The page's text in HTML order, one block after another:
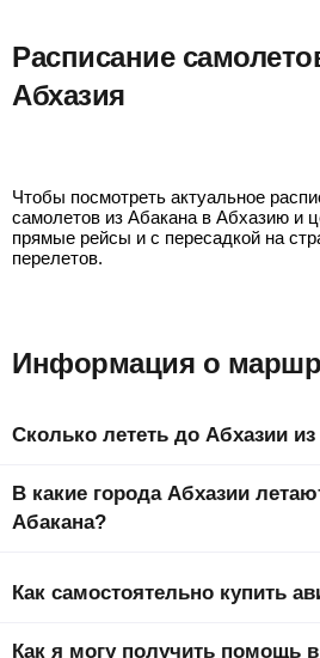
Расписание
Абхазия
Чтобы посмотреть актуальное
самолетов из Абакана в Абхазию и
прямые рейсы и с пересадкой на
перелетов.
Информация о
Сколько лететь до Абхазии
до столицы страны Гудаута.
В какие города Абхазии
Абакана?
Абхазии. Самый дешевый город,
Сухум от5015 ₽ . На странице города
долететь до выбранного города с
Как самостоятельно купить
Как я могу получить помощь